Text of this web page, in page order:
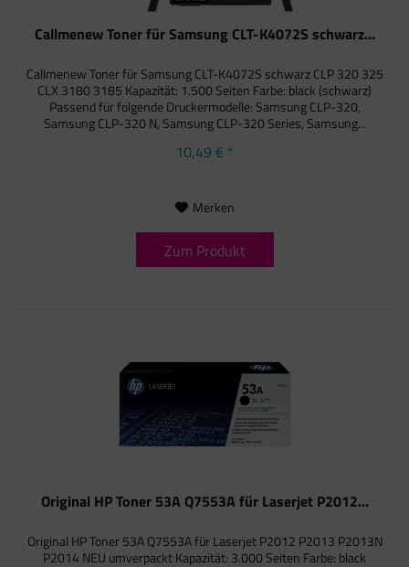
Callmenew Toner für Samsung CLT-K4072S schwarz...
Callmenew Toner für Samsung CLT-K4072S schwarz CLP 320 325
CLX 3180 3185 Kapazität: 1.500 Seiten Farbe: black (schwarz)
Passend für folgende Druckermodelle: Samsung CLP-320,
Samsung CLP-320 N, Samsung CLP-320 Series, Samsung...
10,49 € *
Merken
Zum Produkt
Original HP Toner 53A Q7553A für Laserjet P2012...
Original HP Toner 53A Q7553A für Laserjet P2012 P2013 P2013N
P2014 NEU umverpackt Kapazität: 3.000 Seiten Farbe: black